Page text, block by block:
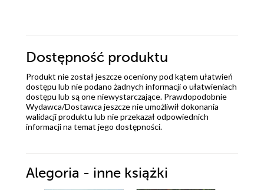
Dostępność produktu
Produkt nie został jeszcze oceniony pod kątem ułatwień
dostępu lub nie podano żadnych informacji o ułatwieniach
dostępu lub są one niewystarczające. Prawdopodobnie
Wydawca/Dostawca jeszcze nie umożliwił dokonania
walidacji produktu lub nie przekazał odpowiednich
informacji na temat jego dostępności.
Alegoria - inne książki